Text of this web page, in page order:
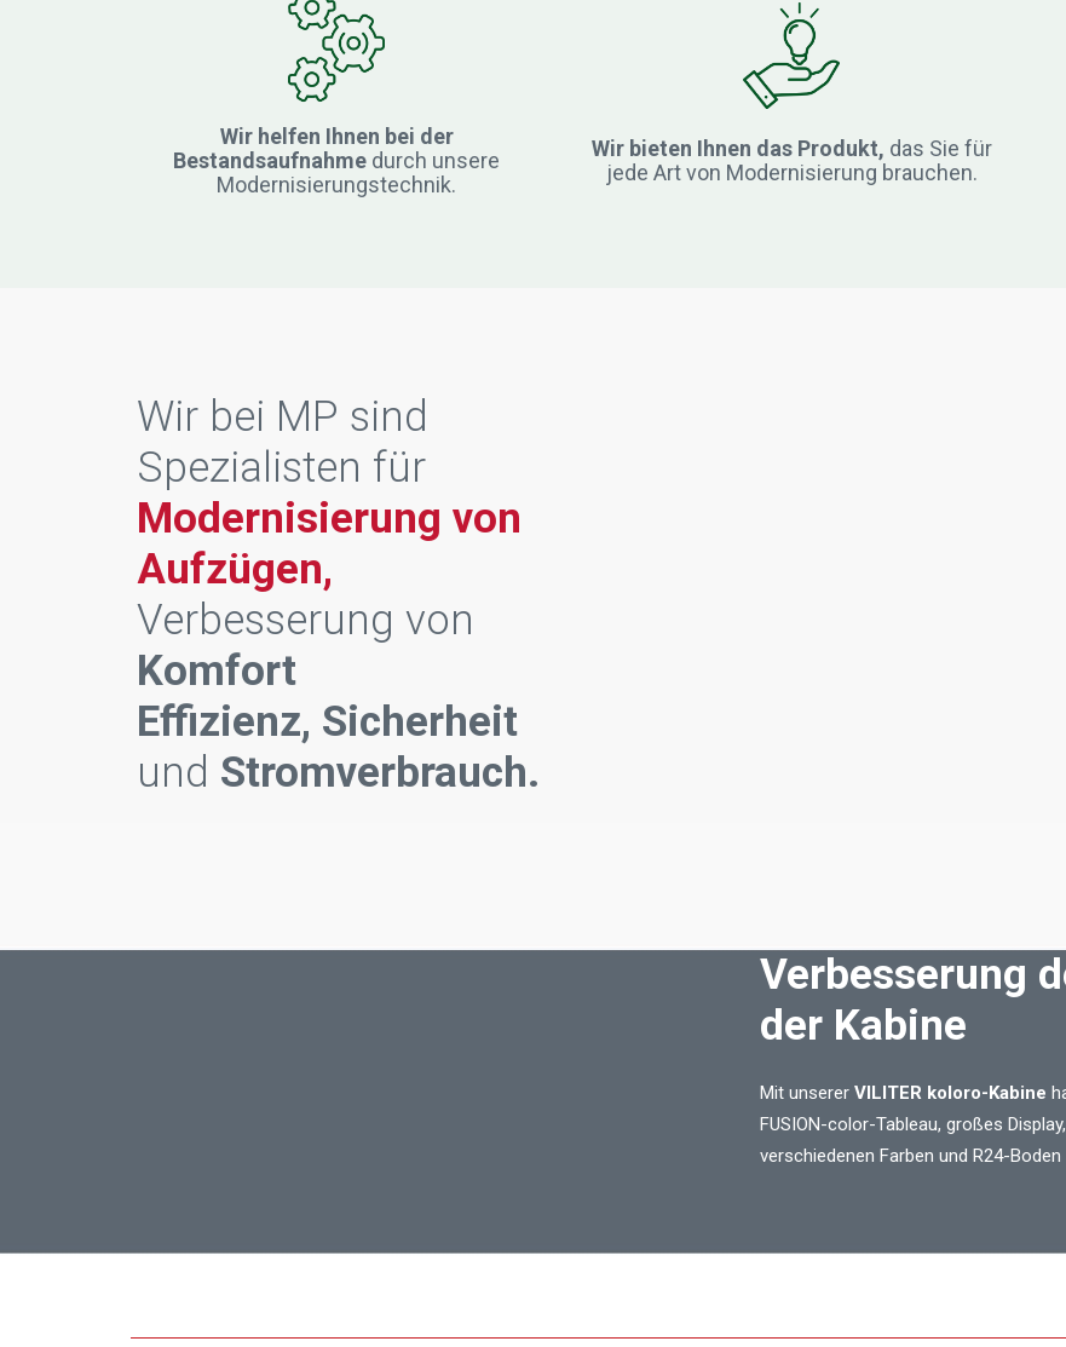
Wir helfen Ihnen bei der
Bestandsaufnahme durch unsere
Modernisierungstechnik.
Wir bieten Ihnen das Produkt, das Sie für
jede Art von Modernisierung brauchen.
Wir bei MP sind
Spezialisten für
Modernisierung von
Aufzügen,
Verbesserung von
Komfort
Effizienz, Sicherheit
und Stromverbrauch.
Verbesserung
der Kabine
Mit unserer VILITER koloro-Kabine
FUSION-color-Tableau, großes
verschiedenen Farben und R24-